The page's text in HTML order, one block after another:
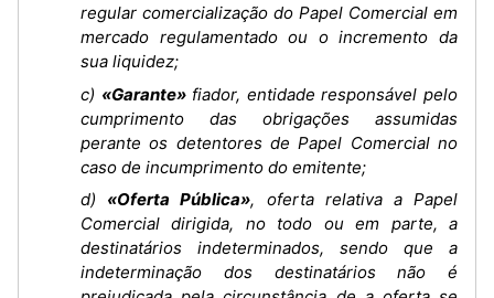
regular comercialização do Papel Comercial em
mercado regulamentado ou o incremento da
sua liquidez;
c) «Garante»fiador, entidade responsável pelo
cumprimento das obrigações assumidas
perante os detentores de Papel Comercial no
caso de incumprimento do emitente;
d) «Oferta Pública», oferta relativa a Papel
Comercial dirigida, no todo ou em parte, a
destinatários indeterminados, sendo que a
indeterminação dos destinatários não é